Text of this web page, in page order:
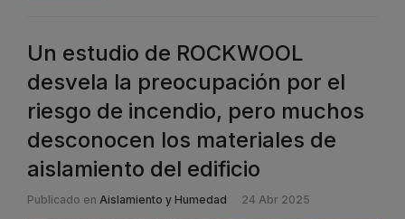
Un estudio de ROCKWOOL
desvela la preocupación por el
riesgo de incendio, pero muchos
desconocen los materiales de
aislamiento del edificio
Publicado en Aislamiento y Humedad 24 Abr 2025